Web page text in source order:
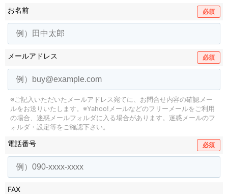
お名前 必須
メールアドレス 必須
※ご記入いただいたメールアドレス宛てに、お問合せ内容の確認メー
ルをお送りいたします。 ※Yahoo!メールなどのフリーメールをご利用
の場合、迷惑メールフォルダに入る場合があります。 迷惑メールのフ
ォルダ・設定等をご確認下さい。
電話番号 必須
FAX